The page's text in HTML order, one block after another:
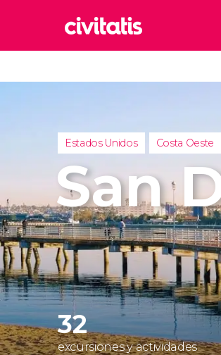
Estados Unidos Costa Oeste
San
32
excursiones y actividades